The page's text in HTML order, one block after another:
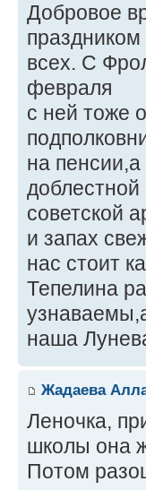
Добровое
праздником
всех. С
февраля
с ней тоже
на
доблестной
советской
и запах
нас стоит
Тепелина
наша
Жадаева
Леночка,
школы она
Потом